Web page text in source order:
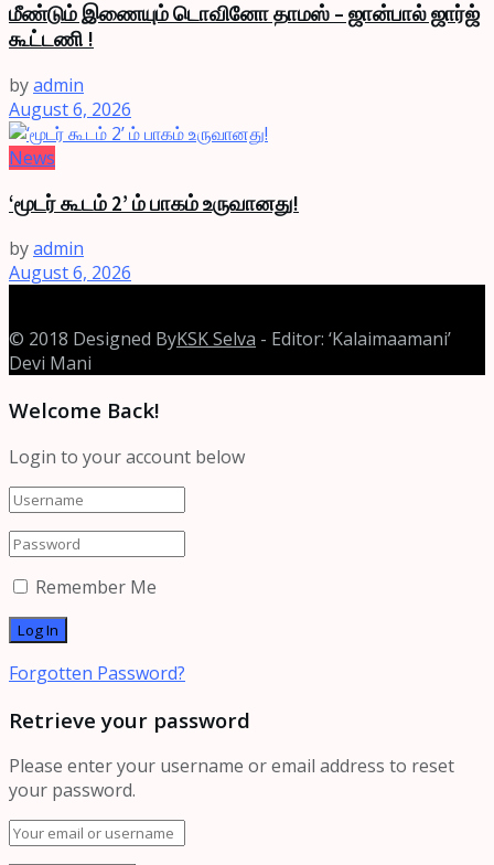
மீண்டும் இணையும் டொவினோ தாமஸ் – ஜான்பால் ஜார்ஜ்
கூட்டணி !
byadmin
August 6, 2026
News
‘மூடர் கூடம் 2’ ம் பாகம் உருவானது!
byadmin
August 6, 2026
© 2018 Designed ByKSK Selva - Editor: ‘Kalaimaamani’
Devi Mani
Welcome Back!
Login to your account below
Remember Me
Forgotten Password?
Retrieve your password
Please enter your username or email address to reset
your password.